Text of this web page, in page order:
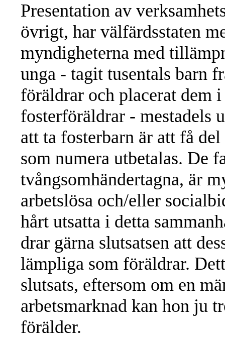
Presentation av
övrigt, har välfärdsstaten
myndigheterna med
unga - tagit tusentals barn
föräldrar och placerat dem
fosterföräldrar - mestadels
att ta fosterbarn är att få
som numera utbetalas. De
tvångsomhändertagna, är
arbetslösa och/eller
hårt utsatta i detta
drar gärna slutsatsen att
lämpliga som föräldrar.
slutsats, eftersom om en
arbetsmarknad kan hon ju
förälder.